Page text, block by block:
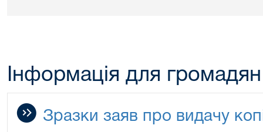
Інформація для громадян
Зразки заяв про видачу